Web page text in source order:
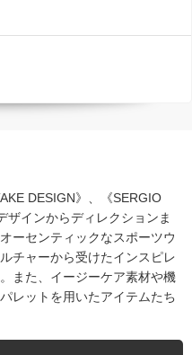
DESIGN》、《SERGIO
ザインからディレクションま
ーセンティックなスポーツウ
チャーから受けたインスピレ
また、イージーケア素材や機
レットを用いたアイテムたち